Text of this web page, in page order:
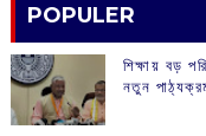
POPULER
শিক্ষায় বড়
নতুন